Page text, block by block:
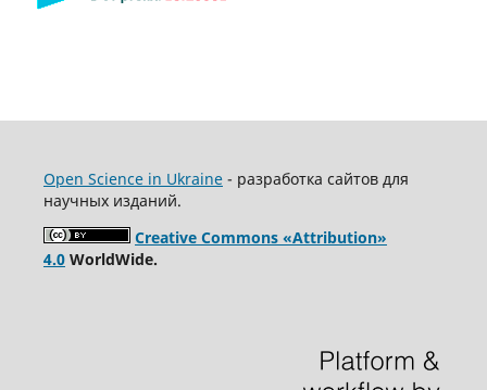
Open Science in Ukraine- разработка сайтов для
научных изданий.
Creative Commons «Attribution»
4.0WorldWide.